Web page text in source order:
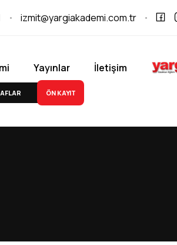
izmit@yargiakademi.com.tr
Yayınlar İletişim
ÖN KAYIT